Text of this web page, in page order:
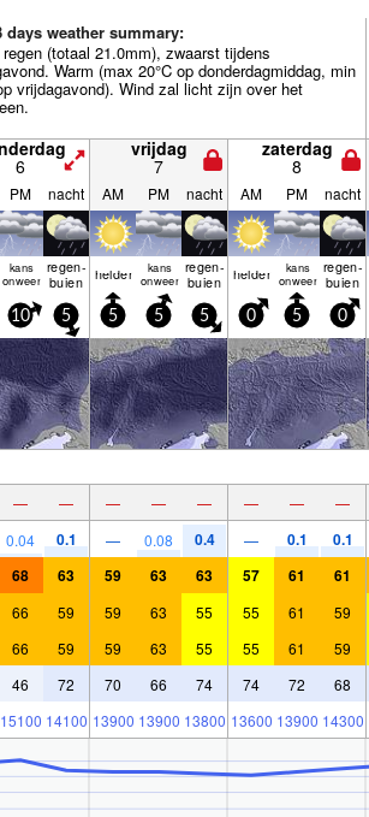
days weather summary:
(totaal 21.0mm), zwaarst tijdens
Warm (max 20°C op donderdagmiddag, min
vrijdagavond). Wind zal licht zijn over het
6
vrijdag
7
zaterdag
8
PM nacht AM PM nacht AM PM nacht
kans
onweer
regen­
buien helder kans
onweer
regen­
buien helder kans
onweer
regen­
buien
10 5 5 5 5 0 5 0
— — — — — — — —
0.04 0.1 — 0.08 0.4 — 0.1 0.1
68 63 59 63 63 57 61 61
66 59 59 63 55 55 61 59
66 59 59 63 55 55 61 59
46 72 70 66 74 74 72 68
15100 14100 13900 13900 13800 13600 13900 14300